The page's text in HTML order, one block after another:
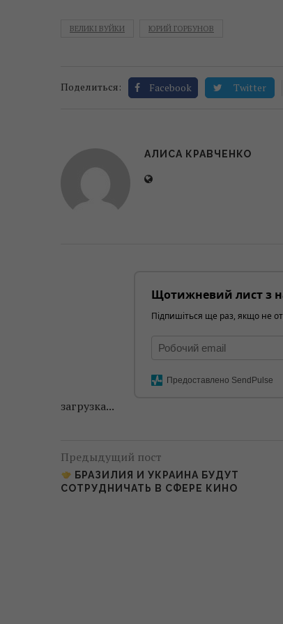
ВЕЛИКІ ВУЙКИ ЮРИЙ ГОРБУНОВ
Поделиться: Facebook Twitter
АЛИСА КРАВЧЕНКО
Щотижневий лист з
Підпишіться ще раз, якщо не
Предоставлено SendPulse
загрузка...
Предыдущий пост
БРАЗИЛИЯ И УКРАИНА БУДУТ
СОТРУДНИЧАТЬ В СФЕРЕ КИНО